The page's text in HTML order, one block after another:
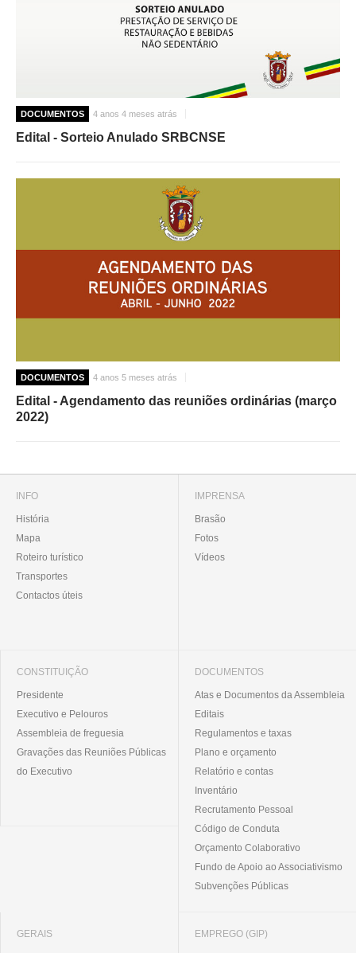
DOCUMENTOS 4 anos 4 meses atrás
Edital - Sorteio Anulado SRBCNSE
DOCUMENTOS 4 anos 5 meses atrás
Edital - Agendamento das reuniões ordinárias (março
2022)
INFO
História
Mapa
Roteiro turístico
Transportes
Contactos úteis
IMPRENSA
Brasão
Fotos
Vídeos
CONSTITUIÇÃO
Presidente
Executivo e Pelouros
Assembleia de freguesia
Gravações das Reuniões Públicas
do Executivo
DOCUMENTOS
Atas e Documentos da Assembleia
Editais
Regulamentos e taxas
Plano e orçamento
Relatório e contas
Inventário
Recrutamento Pessoal
Código de Conduta
Orçamento Colaborativo
Fundo de Apoio ao Associativismo
Subvenções Públicas
GERAIS EMPREGO (GIP)